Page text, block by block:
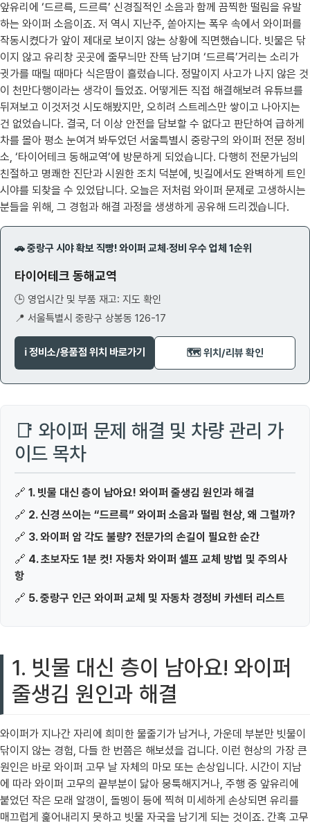
앞유리에 ‘드르륵, 드르륵’ 신경질적인 소음과 함께 끔찍한 떨림을 유발
하는 와이퍼 소음이죠. 저 역시 지난주, 쏟아지는 폭우 속에서 와이퍼를
작동시켰다가 앞이 제대로 보이지 않는 상황에 직면했습니다. 빗물은 닦
이지 않고 유리창 곳곳에 줄무늬만 잔뜩 남기며 ‘드르륵’거리는 소리가
귓가를 때릴 때마다 식은땀이 흘렀습니다. 정말이지 사고가 나지 않은 것
이 천만다행이라는 생각이 들었죠. 어떻게든 직접 해결해보려 유튜브를
뒤져보고 이것저것 시도해봤지만, 오히려 스트레스만 쌓이고 나아지는
건 없었습니다. 결국, 더 이상 안전을 담보할 수 없다고 판단하여 급하게
차를 몰아 평소 눈여겨 봐두었던 서울특별시 중랑구의 와이퍼 전문 정비
소, ‘타이어테크 동해교역’에 방문하게 되었습니다. 다행히 전문가님의
친절하고 명쾌한 진단과 시원한 조치 덕분에, 빗길에서도 완벽하게 트인
시야를 되찾을 수 있었답니다. 오늘은 저처럼 와이퍼 문제로 고생하시는
분들을 위해, 그 경험과 해결 과정을 생생하게 공유해 드리겠습니다.
🚗 중랑구 시야 확보 직빵! 와이퍼 교체·정비 우수 업체 1순위
타이어테크 동해교역
🕒 영업시간 및 부품 재고: 지도 확인
📍 서울특별시 중랑구 상봉동 126-17
ℹ️ 정비소/용품점 위치 바로가기 🗺️ 위치/리뷰 확인
📑 와이퍼 문제 해결 및 차량 관리 가
이드 목차
🔗 1. 빗물 대신 층이 남아요! 와이퍼 줄생김 원인과 해결
🔗 2. 신경 쓰이는 “드르륵” 와이퍼 소음과 떨림 현상, 왜 그럴까?
🔗 3. 와이퍼 암 각도 불량? 전문가의 손길이 필요한 순간
🔗 4. 초보자도 1분 컷! 자동차 와이퍼 셀프 교체 방법 및 주의사
항
🔗 5. 중랑구 인근 와이퍼 교체 및 자동차 경정비 카센터 리스트
1. 빗물 대신 층이 남아요! 와이퍼
줄생김 원인과 해결
와이퍼가 지나간 자리에 희미한 물줄기가 남거나, 가운데 부분만 빗물이
닦이지 않는 경험, 다들 한 번쯤은 해보셨을 겁니다. 이런 현상의 가장 큰
원인은 바로 와이퍼 고무 날 자체의 마모 또는 손상입니다. 시간이 지남
에 따라 와이퍼 고무의 끝부분이 닳아 뭉툭해지거나, 주행 중 앞유리에
붙었던 작은 모래 알갱이, 돌멩이 등에 찍혀 미세하게 손상되면 유리를
매끄럽게 훑어내리지 못하고 빗물 자국을 남기게 되는 것이죠. 간혹 고무